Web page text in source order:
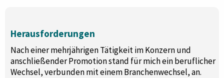
Herausforderungen
Nach einer mehrjährigen Tätigkeit im Konzern und
anschließender Promotion stand für mich ein beruflicher
Wechsel, verbunden mit einem Branchenwechsel, an.